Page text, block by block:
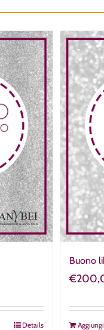
Details
Buono
€